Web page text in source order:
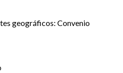
geográficos: Convenio